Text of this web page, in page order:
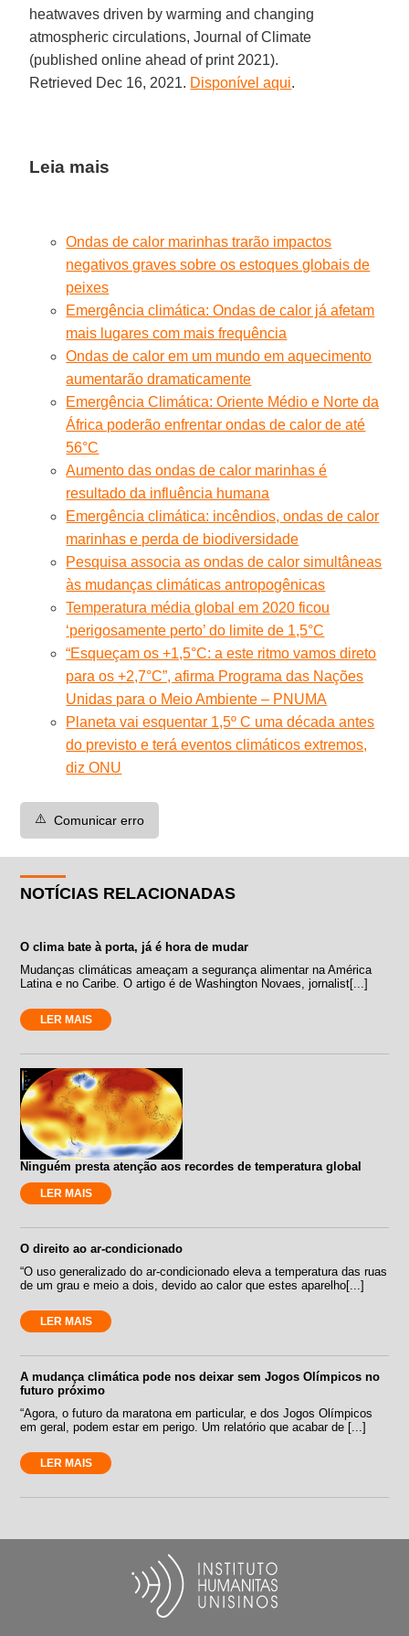
heatwaves driven by warming and changing
atmospheric circulations, Journal of Climate
(published online ahead of print 2021).
Retrieved Dec 16, 2021. Disponível aqui.
Leia mais
Ondas de calor marinhas trarão impactos
negativos graves sobre os estoques globais de
peixes
Emergência climática: Ondas de calor já afetam
mais lugares com mais frequência
Ondas de calor em um mundo em aquecimento
aumentarão dramaticamente
Emergência Climática: Oriente Médio e Norte da
África poderão enfrentar ondas de calor de até
56°C
Aumento das ondas de calor marinhas é
resultado da influência humana
Emergência climática: incêndios, ondas de calor
marinhas e perda de biodiversidade
Pesquisa associa as ondas de calor simultâneas
às mudanças climáticas antropogênicas
Temperatura média global em 2020 ficou
‘perigosamente perto’ do limite de 1,5°C
“Esqueçam os +1,5°C: a este ritmo vamos direto
para os +2,7°C”, afirma Programa das Nações
Unidas para o Meio Ambiente – PNUMA
Planeta vai esquentar 1,5º C uma década antes
do previsto e terá eventos climáticos extremos,
diz ONU
⚠️ Comunicar erro
NOTÍCIAS RELACIONADAS
O clima bate à porta, já é hora de mudar
Mudanças climáticas ameaçam a segurança alimentar na América
Latina e no Caribe. O artigo é de Washington Novaes, jornalist[...]
LER MAIS
Ninguém presta atenção aos recordes de temperatura global
LER MAIS
O direito ao ar-condicionado
“O uso generalizado do ar-condicionado eleva a temperatura das ruas
de um grau e meio a dois, devido ao calor que estes aparelho[...]
LER MAIS
A mudança climática pode nos deixar sem Jogos Olímpicos no
futuro próximo
“Agora, o futuro da maratona em particular, e dos Jogos Olímpicos
em geral, podem estar em perigo. Um relatório que acabar de [...]
LER MAIS